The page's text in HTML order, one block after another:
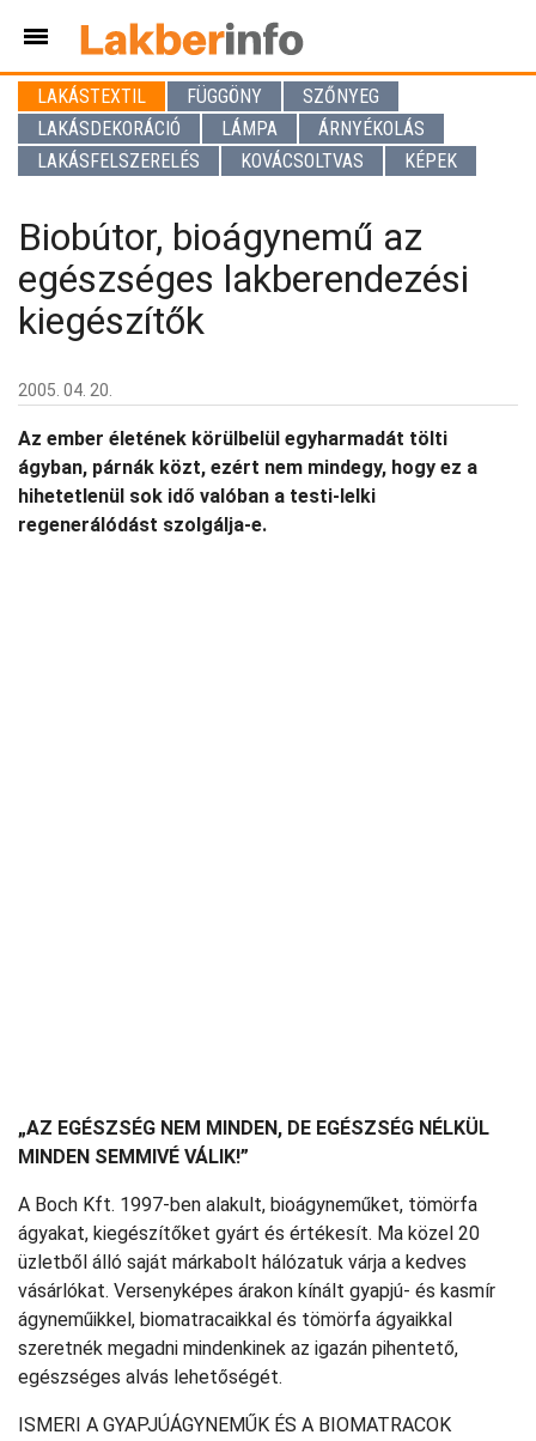
LAKÁSTEXTIL FÜGGÖNY
SZŐNYEG
LAKÁSDEKORÁCIÓ
LÁMPA
ÁRNYÉKOLÁS
LAKÁSFELSZERELÉS
KOVÁCSOLTVAS KÉPEK
Biobútor, bioágynemű az
egészséges lakberendezési
kiegészítők
2005. 04. 20.
Az ember életének körülbelül egyharmadát tölti
ágyban, párnák közt, ezért nem mindegy, hogy ez a
hihetetlenül sok idő valóban a testi-lelki
regenerálódást szolgálja-e.
„AZ EGÉSZSÉG NEM MINDEN, DE EGÉSZSÉG NÉLKÜL
MINDEN SEMMIVÉ VÁLIK!”
A Boch Kft. 1997-ben alakult, bioágyneműket, tömörfa
ágyakat, kiegészítőket gyárt és értékesít. Ma közel 20
üzletből álló saját márkabolt hálózatuk várja a kedves
vásárlókat. Versenyképes árakon kínált gyapjú- és kasmír
ágyneműikkel, biomatracaikkal és tömörfa ágyaikkal
szeretnék megadni mindenkinek az igazán pihentető,
egészséges alvás lehetőségét.
ISMERI A GYAPJÚÁGYNEMŰK ÉS A BIOMATRACOK